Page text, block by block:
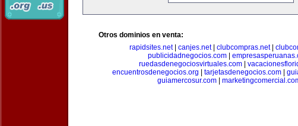
Otros dominios en venta:
rapidsites.net| canjes.net| clubcompras.net|
publicidadnegocios.com
ruedasdenegociosvirtuales.com|
encuentrosdenegocios.org
tarjetasdenegocios.com
guiamercosur.com